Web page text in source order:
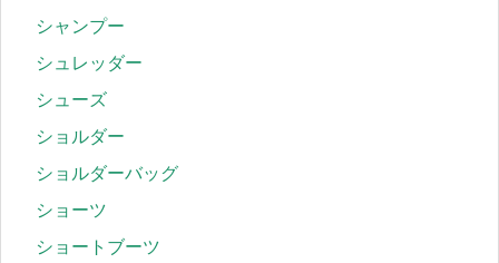
シャンプー
シュレッダー
シューズ
ショルダー
ショルダーバッグ
ショーツ
ショートブーツ